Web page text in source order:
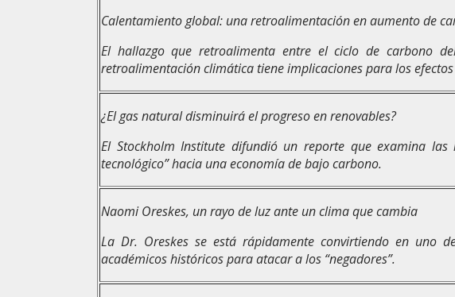
Calentamiento global: una retroalimentación en aumento de
El hallazgo que retroalimenta entre el ciclo de carbono
retroalimentación climática tiene implicaciones para los
¿El gas natural disminuirá el progreso en renovables?
El Stockholm Institute difundió un reporte que examina
tecnológico” hacia una economía de bajo carbono.
Naomi Oreskes, un rayo de luz ante un clima que cambia
La Dr. Oreskes se está rápidamente convirtiendo en uno
académicos históricos para atacar a los “negadores”.